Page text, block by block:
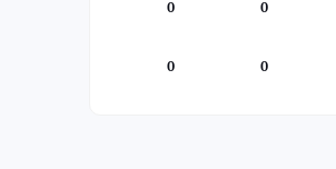
0
0
0
0